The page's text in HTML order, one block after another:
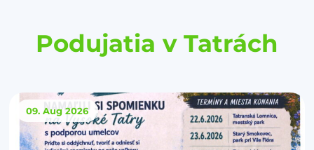
Podujatia v Tatrách
09. Aug 2026